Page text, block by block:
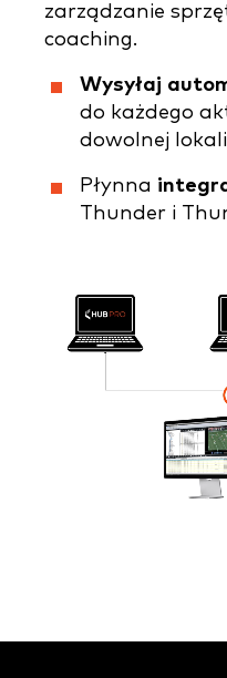
zarządzanie
coaching.
Wysyłaj
do każdego
dowolnej
Płynna
Thunder i